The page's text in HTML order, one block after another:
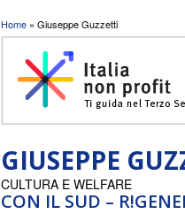
Tu sei qui
Home » Giuseppe Guzzetti
GIUSEPPE
CON IL SUD –
CULTURA E WELFARE